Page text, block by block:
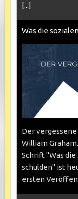
[...]
Was die
Der
William
Schrift "Was
schulden" ist
ersten